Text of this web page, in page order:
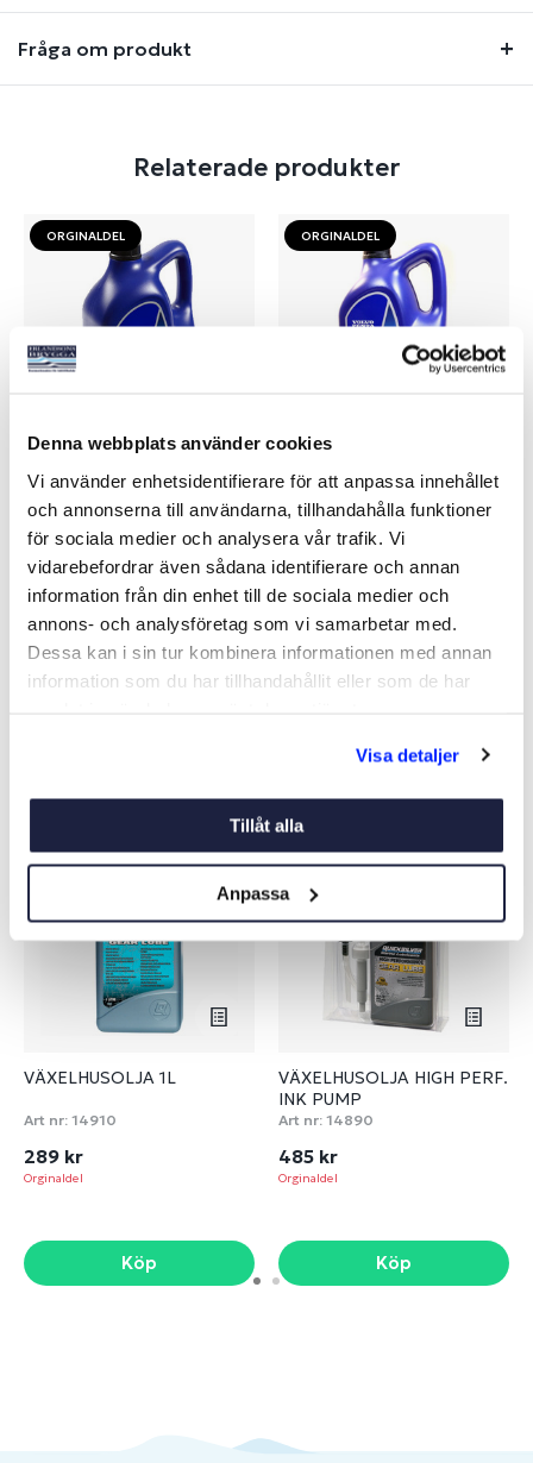
Denna webbplats använder cookies
Vi använder enhetsidentifierare för att anpassa innehållet
och annonserna till användarna, tillhandahålla funktioner
för sociala medier och analysera vår trafik. Vi
vidarebefordrar även sådana identifierare och annan
information från din enhet till de sociala medier och
annons- och analysföretag som vi samarbetar med.
Dessa kan i sin tur kombinera informationen med annan
information som du har tillhandahållit eller som de har
Visa detaljer
Tillåt alla
Anpassa
Fråga om produkt
Relaterade produkter
ORGINALDEL
TRANSMISSOLJA 75W-140
SYNTET 5L
Art nr: 14030
2 735 kr
Orginaldel
Köp
ORGINALDEL
TRANSMISSIONSOLJA VP
5L 75W-90 SYNTET
Art nr: 14029
1 995 kr
Orginaldel
Köp
VÄXELHUSOLJA 1L
Art nr: 14910
289 kr
Orginaldel
Köp
VÄXELHUSOLJA HIGH PERF.
INK PUMP
Art nr: 14890
485 kr
Orginaldel
Köp